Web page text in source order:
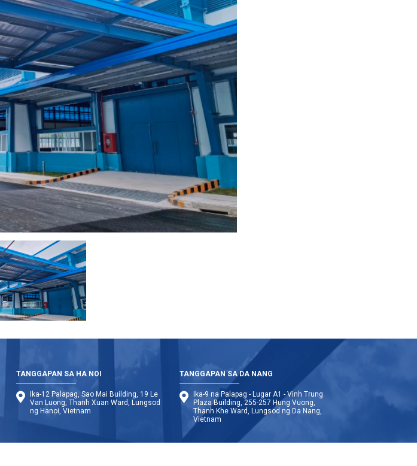
TANGGAPAN SA HA NOI
Ika-12 Palapag, Sao Mai Building, 19 Le
Van Luong, Thanh Xuan Ward, Lungsod
ng Hanoi, Vietnam
TANGGAPAN SA DA NANG
Ika-9 na Palapag - Lugar A1 - Vinh Trung
Plaza Building, 255-257 Hung Vuong,
Thanh Khe Ward, Lungsod ng Da Nang,
Vietnam